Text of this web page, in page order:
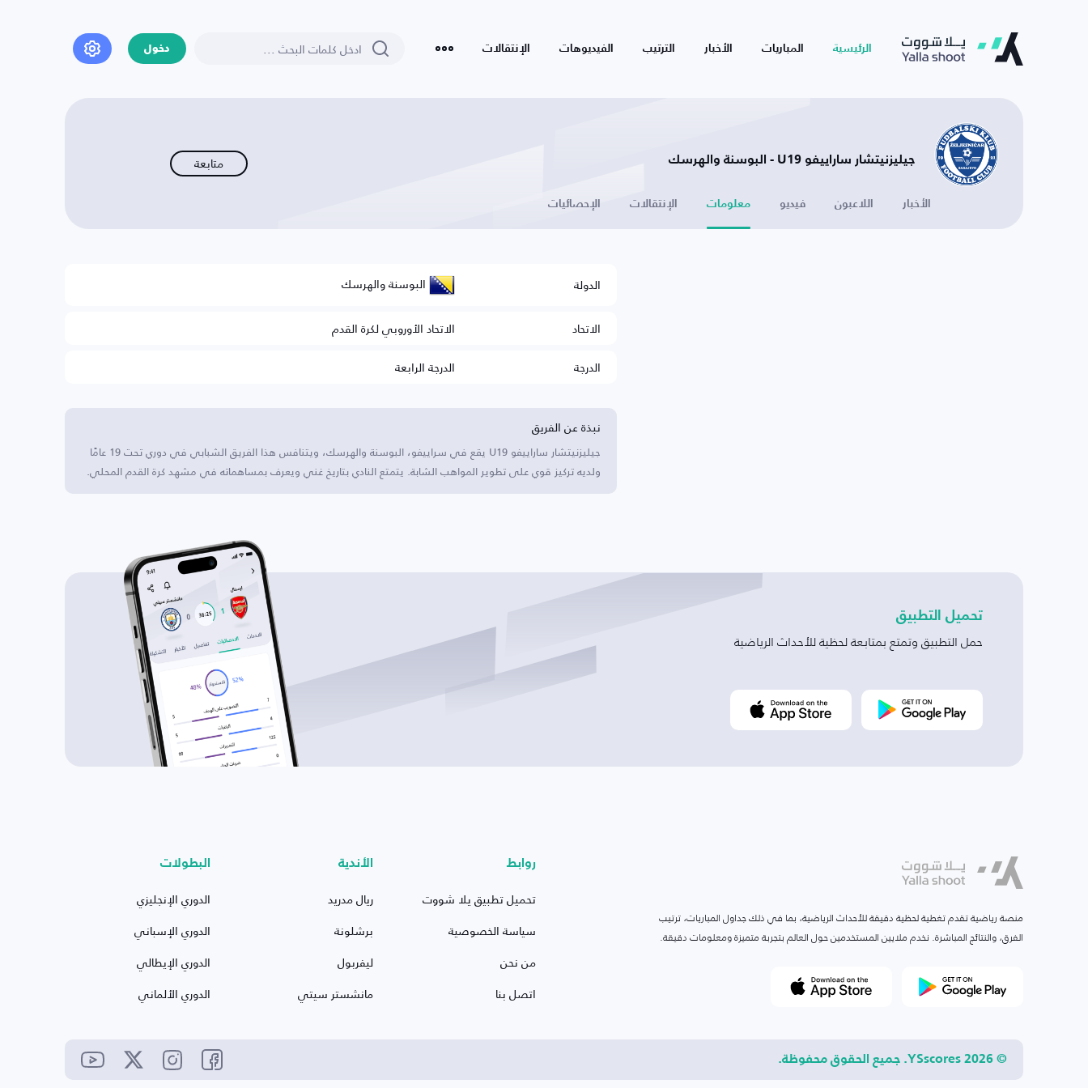
الرئيسية المباريات الأخبار الترتيب الفيديوهات الإنتقالات دخول
جيليزنيتشار ساراييفو U19 - البوسنة والهرسك متابعة
الأخبار اللاعبون فيديو معلومات الإنتقالات الإحصائيات
الدولة البوسنة والهرسك
الاتحاد
الاتحاد الأوروبي لكرة القدم
الدرجة
الدرجة الرابعة
نبذة عن الفريق
جيليزنيتشار ساراييفو U19 يقع في سراييفو، البوسنة والهرسك، ويتنافس هذا الفريق الشبابي في دوري تحت 19 عامًا
ولديه تركيز قوي على تطوير المواهب الشابة. يتمتع النادي بتاريخ غني ويعرف بمساهماته في مشهد كرة القدم المحلي.
تحميل التطبيق
حمل التطبيق وتمتع بمتابعة لحظية للأحداث الرياضية
منصة رياضية تقدم تغطية لحظية دقيقة للأحداث الرياضية، بما في ذلك جداول المباريات، ترتيب
الفرق، والنتائج المباشرة. نخدم ملايين المستخدمين حول العالم بتجربة متميزة ومعلومات دقيقة.
روابط
تحميل تطبيق يلا شووت
سياسة الخصوصية
من نحن
اتصل بنا
الأندية
ريال مدريد
برشلونة
ليفربول
مانشستر سيتي
البطولات
الدوري الإنجليزي
الدوري الإسباني
الدوري الإيطالي
الدوري الألماني
© 2026 YSscores. جميع الحقوق محفوظة.